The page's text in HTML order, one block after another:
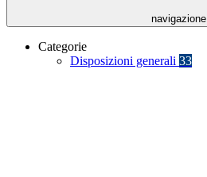
navigazione
Categorie
Disposizioni generali 33